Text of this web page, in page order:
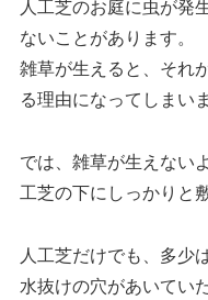
人工芝のお庭に虫が発
ないことがあります。
雑草が生えると、それ
る理由になってしまい
では、雑草が生えない
工芝の下にしっかりと
人工芝だけでも、多少
水抜けの穴があいてい